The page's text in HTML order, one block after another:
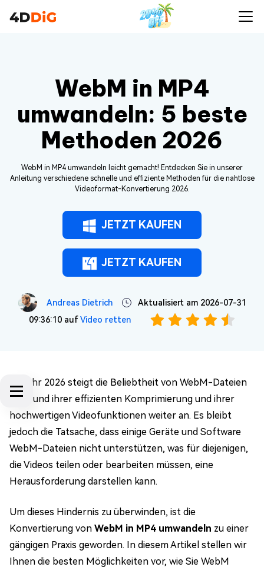
WebM in MP4
umwandeln: 5 beste
Methoden 2026
WebM in MP4 umwandeln leicht gemacht! Entdecken Sie in unserer
Anleitung verschiedene schnelle und effiziente Methoden für die nahtlose
Videoformat-Konvertierung 2026.
JETZT KAUFEN
JETZT KAUFEN
Andreas Dietrich
Aktualisiert am 2026-07-31
09:36:10 aufVideo retten
Im Jahr 2026 steigt die Beliebtheit von WebM-Dateien
aufgrund ihrer effizienten Komprimierung und ihrer
hochwertigen Videofunktionen weiter an. Es bleibt
jedoch die Tatsache, dass einige Geräte und Software
WebM-Dateien nicht unterstützen, was für diejenigen,
die Videos teilen oder bearbeiten müssen, eine
Herausforderung darstellen kann.
Um dieses Hindernis zu überwinden, ist die
Konvertierung von WebM in MP4 umwandeln zu einer
gängigen Praxis geworden. In diesem Artikel stellen wir
Ihnen die besten Möglichkeiten vor, wie Sie WebM